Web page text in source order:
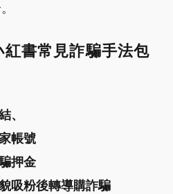
書常見詐騙手法包
、
帳號
押金
吸粉後轉導購詐騙